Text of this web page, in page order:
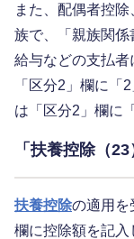
また、配偶者控
族で、「親族関
給与などの支払
「区分2」欄に「
は「区分2」欄に
「扶養控除（
扶養控除の適用を
欄に控除額を記